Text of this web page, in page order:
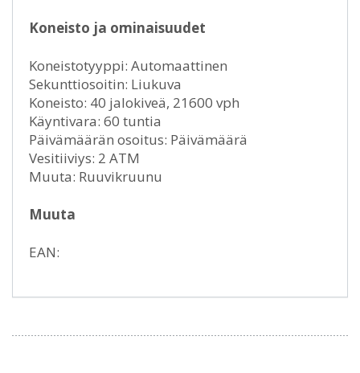
Koneisto ja ominaisuudet
Koneistotyyppi: Automaattinen
Sekunttiosoitin: Liukuva
Koneisto: 40 jalokiveä, 21600 vph
Käyntivara: 60 tuntia
Päivämäärän osoitus: Päivämäärä
Vesitiiviys: 2 ATM
Muuta: Ruuvikruunu
Muuta
EAN: